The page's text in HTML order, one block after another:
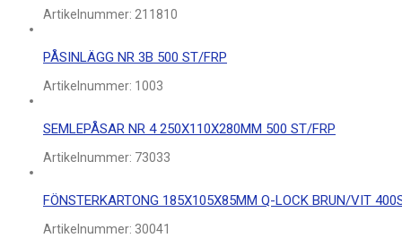
Artikelnummer: 211810
PÅSINLÄGG NR 3B 500 ST/FRP
Artikelnummer: 1003
SEMLEPÅSAR NR 4 250X110X280MM 500 ST/FRP
Artikelnummer: 73033
FÖNSTERKARTONG 185X105X85MM Q-LOCK BRUN/VIT
Artikelnummer: 30041